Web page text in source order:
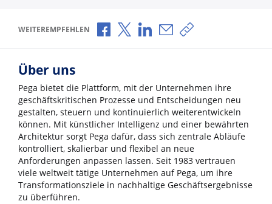
WEITEREMPFEHLEN Über Facebook teilen
Über X teilen
Über LinkedIn teilen
Über E-Mail teilen
Link zum Teilen
Über uns
Pega bietet die Plattform, mit der Unternehmen ihre
geschäftskritischen Prozesse und Entscheidungen neu
gestalten, steuern und kontinuierlich weiterentwickeln
können. Mit künstlicher Intelligenz und einer bewährten
Architektur sorgt Pega dafür, dass sich zentrale Abläufe
kontrolliert, skalierbar und flexibel an neue
Anforderungen anpassen lassen. Seit 1983 vertrauen
viele weltweit tätige Unternehmen auf Pega, um ihre
Transformationsziele in nachhaltige Geschäftsergebnisse
zu überführen.